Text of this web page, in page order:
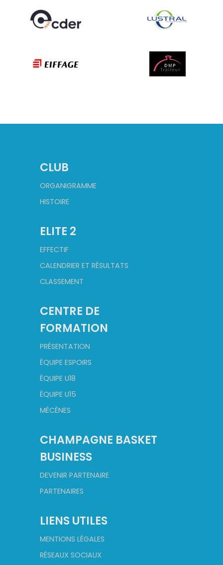
CLUB
ORGANIGRAMME
HISTOIRE
ELITE 2
EFFECTIF
CALENDRIER ET RÉSULTATS
CLASSEMENT
CENTRE DE
FORMATION
PRÉSENTATION
ÉQUIPE ESPOIRS
ÉQUIPE U18
ÉQUIPE U15
MÉCÈNES
CHAMPAGNE BASKET
BUSINESS
DEVENIR PARTENAIRE
PARTENAIRES
LIENS UTILES
MENTIONS LÉGALES
RÉSEAUX SOCIAUX